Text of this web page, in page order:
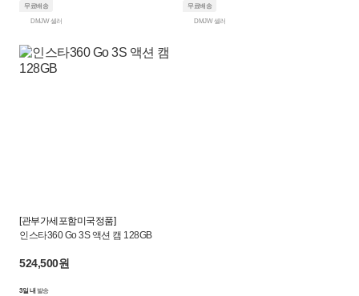
무료배송
DMJW 셀러
무료배송
DMJW 셀러
[관부가세포함미국정품]
인스타360 Go 3S 액션 캠 128GB
524,500원
3일 내 발송